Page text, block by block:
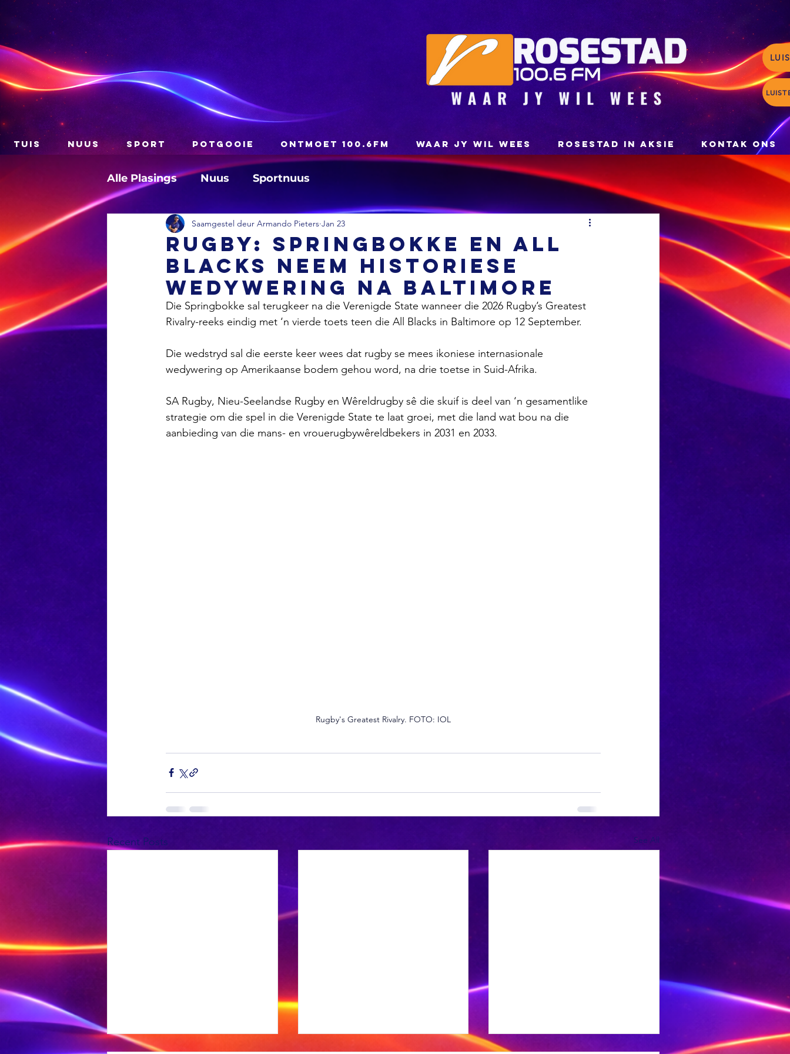
TUIS NUUS SPORT POTGOOIE ONTMOET 100.6FM WAAR JY WIL WEES ROSESTAD IN AKSIE KONTAK ONS
Alle Plasings Nuus Sportnuus
RUGBY: Springbokke en All
Blacks neem historiese
wedywering na Baltimore
Saamgestel deur Armando Pieters Jan 23
Die Springbokke sal terugkeer na die Verenigde State wanneer die 2026 Rugby’s Greatest
Rivalry-reeks eindig met ‘n vierde toets teen die All Blacks in Baltimore op 12 September.
Die wedstryd sal die eerste keer wees dat rugby se mees ikoniese internasionale
wedywering op Amerikaanse bodem gehou word, na drie toetse in Suid-Afrika.
SA Rugby, Nieu-Seelandse Rugby en Wêreldrugby sê die skuif is deel van ‘n gesamentlike
strategie om die spel in die Verenigde State te laat groei, met die land wat bou na die
aanbieding van die mans- en vrouerugbywêreldbekers in 2031 en 2033.
Rugby's Greatest Rivalry. FOTO: IOL
Recent Posts See All